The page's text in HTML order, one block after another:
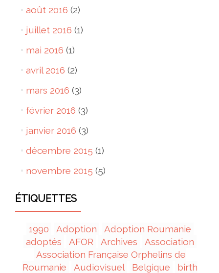
août 2016 (2)
juillet 2016 (1)
mai 2016 (1)
avril 2016 (2)
mars 2016 (3)
février 2016 (3)
janvier 2016 (3)
décembre 2015 (1)
novembre 2015 (5)
ÉTIQUETTES
1990 Adoption
Adoption Roumanie
adoptés
AFOR Archives
Association
Association Française Orphelins de
Roumanie
Audiovisuel Belgique
birth